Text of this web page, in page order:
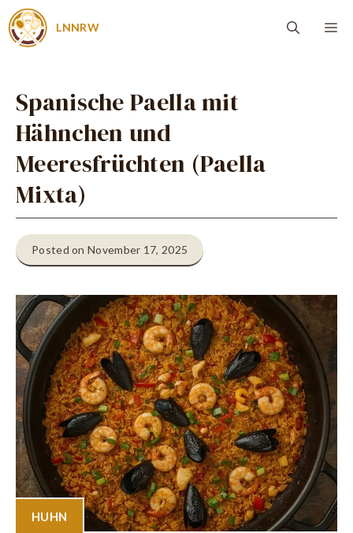
Zum
Inhalt
LNNRW
Spanische Paella mit
Hähnchen und
Meeresfrüchten (Paella
Mixta)
Posted on November 17, 2025
HUHN